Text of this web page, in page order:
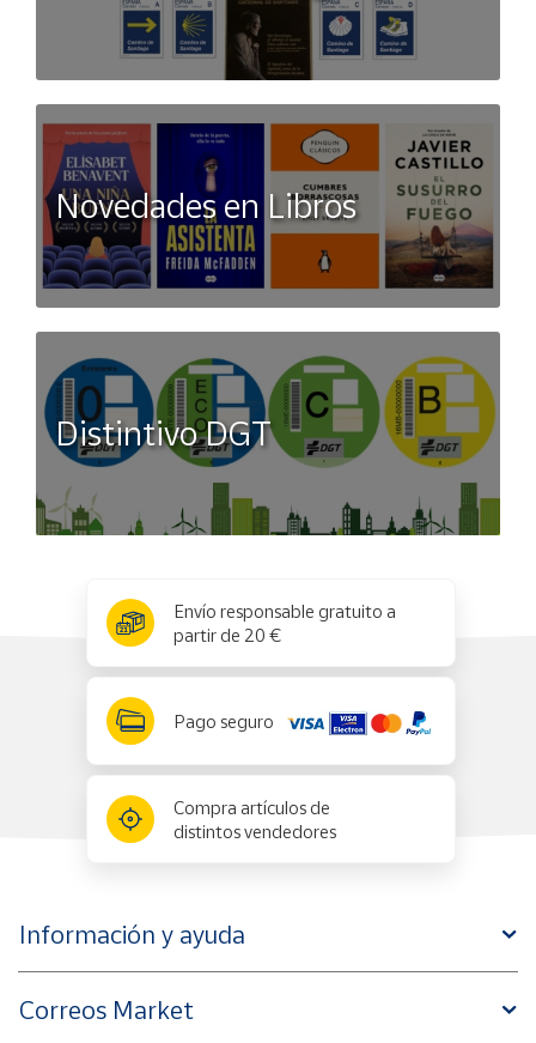
Novedades en Libros
Distintivo DGT
Envío responsable gratuito a
partir de 20 €
Pago seguro
Compra artículos de
distintos vendedores
Información y ayuda
Correos Market